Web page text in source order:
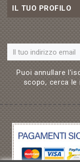
IL TUO PROFILO
Puoi annullare
scopo, cerca